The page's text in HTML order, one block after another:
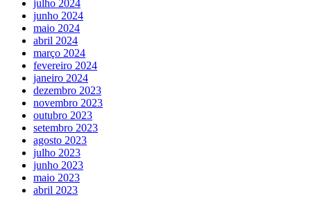
julho 2024
junho 2024
maio 2024
abril 2024
março 2024
fevereiro 2024
janeiro 2024
dezembro 2023
novembro 2023
outubro 2023
setembro 2023
agosto 2023
julho 2023
junho 2023
maio 2023
abril 2023